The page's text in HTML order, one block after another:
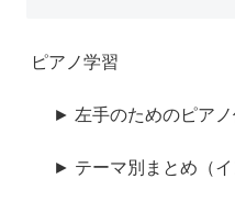
ピアノ学習
► 左手のためのピアノ
► テーマ別まとめ（イ